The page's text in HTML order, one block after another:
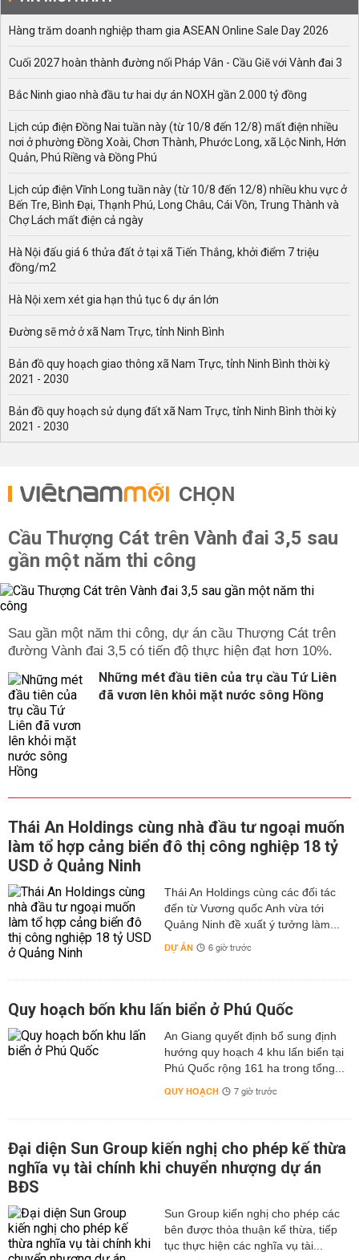
Hàng trăm doanh nghiệp tham gia ASEAN Online Sale Day 2026
Cuối 2027 hoàn thành đường nối Pháp Vân - Cầu Giẽ với Vành đai 3
Bắc Ninh giao nhà đầu tư hai dự án NOXH gần 2.000 tỷ đồng
Lịch cúp điện Đồng Nai tuần này (từ 10/8 đến 12/8) mất điện nhiều
nơi ở phường Đồng Xoài, Chơn Thành, Phước Long, xã Lộc Ninh, Hớn
Quản, Phú Riềng và Đồng Phú
Lịch cúp điện Vĩnh Long tuần này (từ 10/8 đến 12/8) nhiều khu vực ở
Bến Tre, Bình Đại, Thạnh Phú, Long Châu, Cái Vồn, Trung Thành và
Chợ Lách mất điện cả ngày
Hà Nội đấu giá 6 thửa đất ở tại xã Tiến Thắng, khởi điểm 7 triệu
đồng/m2
Hà Nội xem xét gia hạn thủ tục 6 dự án lớn
Đường sẽ mở ở xã Nam Trực, tỉnh Ninh Bình
Bản đồ quy hoạch giao thông xã Nam Trực, tỉnh Ninh Bình thời kỳ
2021 - 2030
Bản đồ quy hoạch sử dụng đất xã Nam Trực, tỉnh Ninh Bình thời kỳ
2021 - 2030
CHỌN
Cầu Thượng Cát trên Vành đai 3,5 sau
gần một năm thi công
Sau gần một năm thi công, dự án cầu Thượng Cát trên
đường Vành đai 3,5 có tiến độ thực hiện đạt hơn 10%.
Những mét đầu tiên của trụ cầu Tứ Liên
đã vươn lên khỏi mặt nước sông Hồng
Thái An Holdings cùng nhà đầu tư ngoại muốn
làm tổ hợp cảng biển đô thị công nghiệp 18 tỷ
USD ở Quảng Ninh
Thái An Holdings cùng các đối tác
đến từ Vương quốc Anh vừa tới
Quảng Ninh đề xuất ý tưởng làm...
DỰ ÁN 6 giờ trước
Quy hoạch bốn khu lấn biển ở Phú Quốc
An Giang quyết định bổ sung định
hướng quy hoạch 4 khu lấn biển tại
Phú Quốc rộng 161 ha trong tổng...
QUY HOẠCH 7 giờ trước
Đại diện Sun Group kiến nghị cho phép kế thừa
nghĩa vụ tài chính khi chuyển nhượng dự án
BĐS
Sun Group kiến nghị cho phép các
bên được thỏa thuận kế thừa, tiếp
tục thực hiện các nghĩa vụ tài...